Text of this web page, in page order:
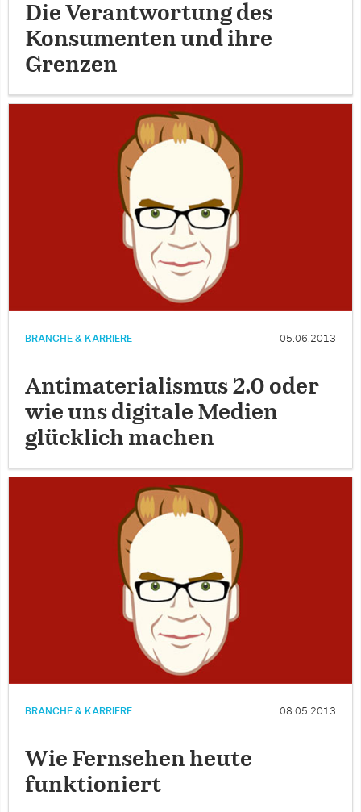
Die Verantwortung des
Konsumenten und ihre
Grenzen
BRANCHE & KARRIERE 05.06.2013
Antimaterialismus 2.0 oder
wie uns digitale Medien
glücklich machen
BRANCHE & KARRIERE 08.05.2013
Wie Fernsehen heute
funktioniert